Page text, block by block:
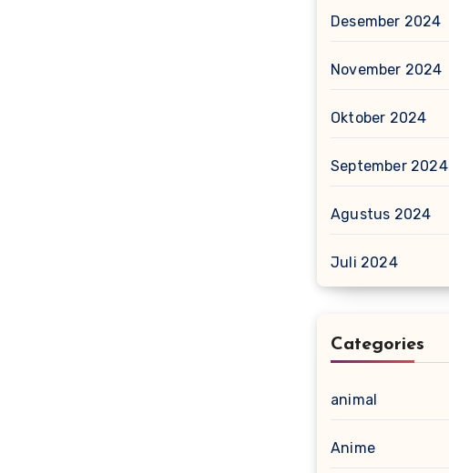
Desember 2024
November 2024
Oktober 2024
September 2024
Agustus 2024
Juli 2024
Categories
animal
Anime